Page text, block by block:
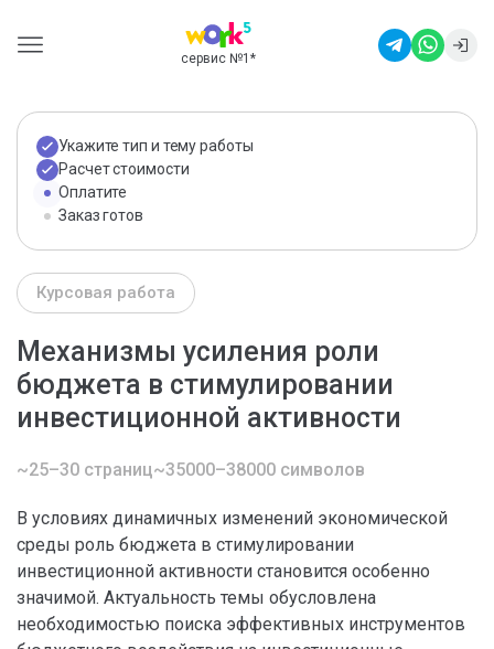
сервис №1 *
Укажите тип и тему работы
Расчет стоимости
Оплатите
Заказ готов
Курсовая работа
Механизмы усиления роли
бюджета в стимулировании
инвестиционной активности
~25–30 страниц~35000–38000 символов
В условиях динамичных изменений экономической
среды роль бюджета в стимулировании
инвестиционной активности становится особенно
значимой. Актуальность темы обусловлена
необходимостью поиска эффективных инструментов